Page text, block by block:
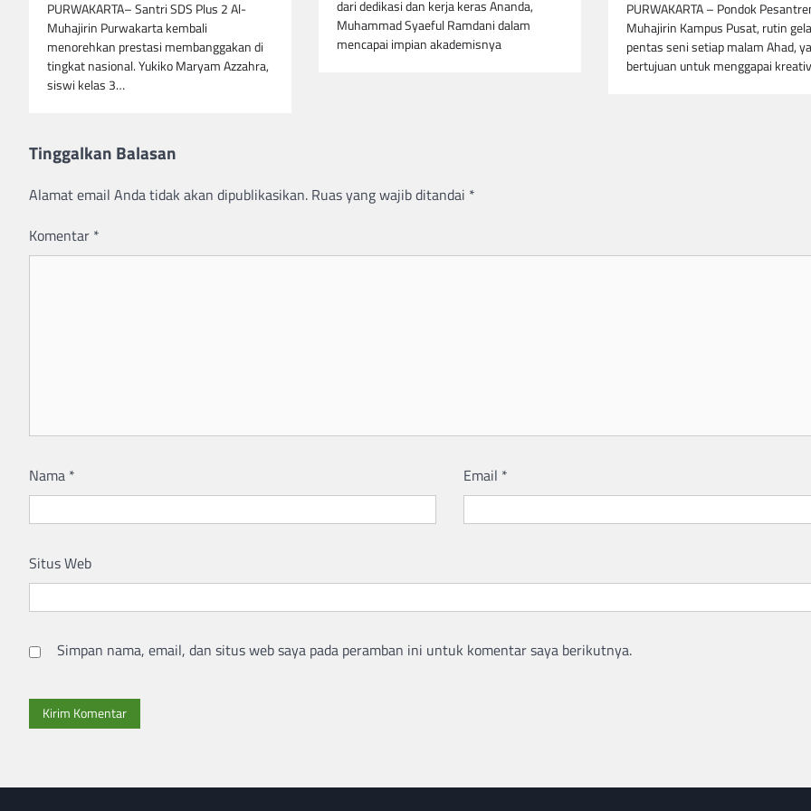
PURWAKARTA– Santri SDS Plus 2 Al-
Muhajirin Purwakarta kembali
menorehkan prestasi membanggakan di
tingkat nasional. Yukiko Maryam Azzahra,
siswi kelas 3…
dari dedikasi dan kerja keras Ananda,
Muhammad Syaeful Ramdani dalam
mencapai impian akademisnya
PURWAKARTA – Pondok
Muhajirin Kampus Pusat, rutin
pentas seni setiap malam Ahad,
bertujuan untuk menggapai
Tinggalkan Balasan
Alamat email Anda tidak akan dipublikasikan. Ruas yang wajib ditandai *
Komentar *
Nama * Email *
Situs Web
Simpan nama, email, dan situs web saya pada peramban ini untuk komentar saya berikutnya.